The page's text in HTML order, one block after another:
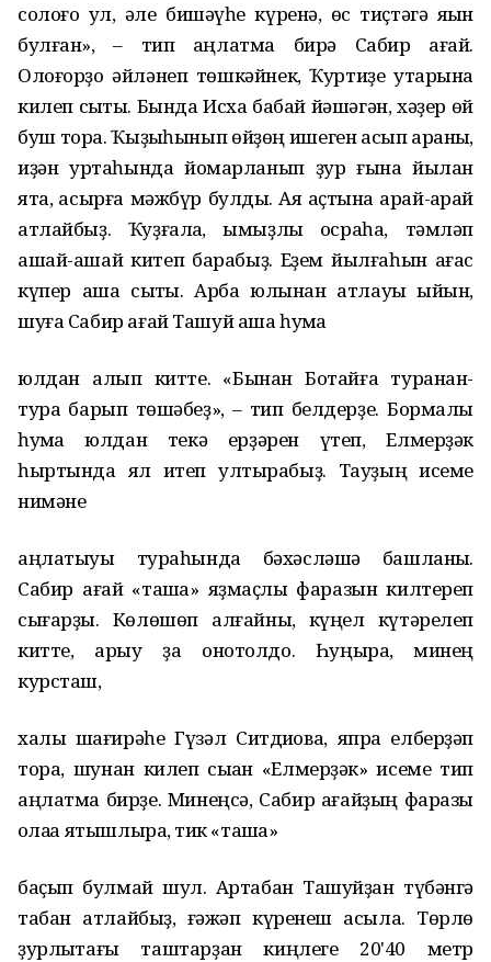
солоғо ул, әле бишәүһе күренә, өс тиҫтәгә яҡын
булған», – тип аңлатма бирә Сабир ағай.
Олоғорҙо әйләнеп төшкәйнек, Ҡуртиҙе утарына
килеп сыҡтыҡ. Бында Исхаҡ бабай йәшәгән, хәҙер өй
буш тора. Ҡыҙыҡһынып өйҙөң ишеген асып ҡараныҡ,
иҙән уртаһында йомарланып ҙур ғына йылан
ята, ҡасырға мәжбүр булдыҡ. Аяҡ аҫтына ҡарай-ҡарай
атлайбыҙ. Ҡуҙғалаҡ, ҡымыҙлыҡ осраһа, тәмләп
ашай-ашай китеп барабыҙ. Еҙем йылғаһын ағас
күпер аша сыҡтыҡ. Арба юлынан атлауы ҡыйын,
шуға Сабир ағай Ташуй аша һуҡмаҡ
юлдан алып китте. «Бынан Ботайға туранан-
тура барып төшәбеҙ», – тип белдерҙе. Бормалы
һуҡмаҡ юлдан текә ерҙәрен үтеп, Елмерҙәк
һыртында ял итеп ултырабыҙ. Тауҙың исеме
нимәне
аңлатыуы тураһында бәхәсләшә башланыҡ.
Сабир ағай «ташҡа» яҙмаҫлыҡ фаразын килтереп
сығарҙы. Көлөшөп алғайныҡ, күңел күтәрелеп
китте, арыу ҙа онотолдо. Һуңыраҡ, минең
курсташ,
халыҡ шағирәһе Гүзәл Ситдиҡова, япраҡ елберҙәп
тора, шунан килеп сыҡҡан «Елмерҙәк» исеме тип
аңлатма бирҙе. Минеңсә, Сабир ағайҙың фаразы
ҡолаҡҡа ятышлыраҡ, тик «ташҡа»
баҫып булмай шул. Артабан Ташуйҙан түбәнгә
табан атлайбыҙ, ғәжәп күренеш асыла. Төрлө
ҙурлыҡтағы таштарҙан киңлеге 20'40 метр